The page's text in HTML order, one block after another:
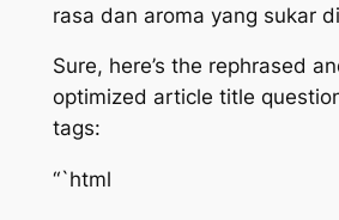
rasa dan aroma yang sukar
Sure, here’s the rephrased
optimized article title
tags:
“`html